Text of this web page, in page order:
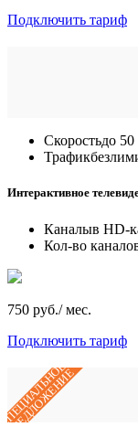
Подключить тариф
Скоростьдо
Трафик
Интерактивное
Каналыв HD-
Кол-во
750 руб./ мес.
Подключить тариф
ПРЕДЛОЖЕНИЕ